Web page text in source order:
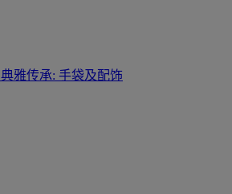
典雅传承: 手袋及配饰